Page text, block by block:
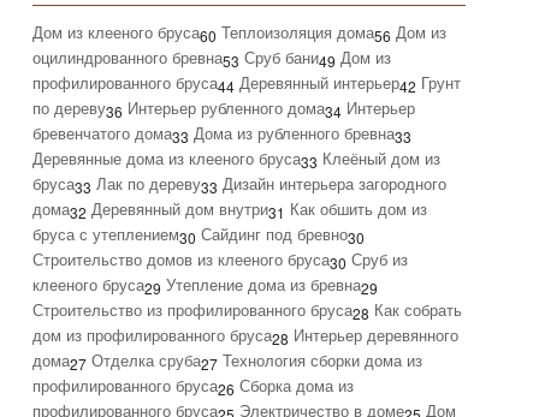
Дом из клееного бруса60 Теплоизоляция дома56 Дом из
оцилиндрованного бревна53 Сруб бани49 Дом из
профилированного бруса44 Деревянный интерьер42 Грунт
по дереву36 Интерьер рубленного дома34 Интерьер
бревенчатого дома33 Дома из рубленного бревна33
Деревянные дома из клееного бруса33 Клеёный дом из
бруса33 Лак по дереву33 Дизайн интерьера загородного
дома32 Деревянный дом внутри31 Как обшить дом из
бруса с утеплением30 Сайдинг под бревно30
Строительство домов из клееного бруса30 Сруб из
клееного бруса29 Утепление дома из бревна29
Строительство из профилированного бруса28 Как собрать
дом из профилированного бруса28 Интерьер деревянного
дома27 Отделка сруба27 Технология сборки дома из
профилированного бруса26 Сборка дома из
профилированного бруса
Электричество в доме
Дом